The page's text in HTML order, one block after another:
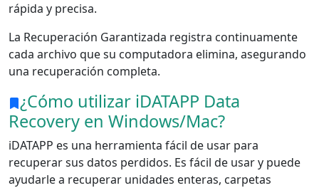
rápida y precisa.
La Recuperación Garantizada registra continuamente
cada archivo que su computadora elimina, asegurando
una recuperación completa.
¿Cómo utilizar iDATAPP Data
Recovery en Windows/Mac?
iDATAPP es una herramienta fácil de usar para
recuperar sus datos perdidos. Es fácil de usar y puede
ayudarle a recuperar unidades enteras, carpetas